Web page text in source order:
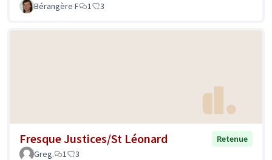
Bérangère F 1 3
Fresque Justices/St Léonard
Retenue
Greg.
1 3